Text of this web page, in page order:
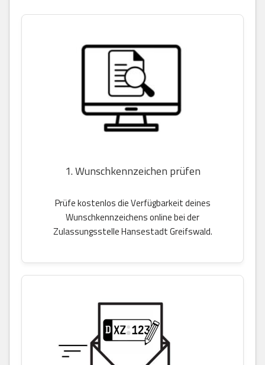
1. Wunschkennzeichen prüfen
Prüfe kostenlos die Verfügbarkeit deines
Wunschkennzeichens online bei der
Zulassungsstelle Hansestadt Greifswald.